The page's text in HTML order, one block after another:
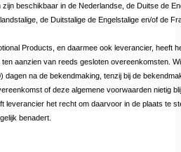
beschikbaar in de Nederlandse, de Duitse de
de Duitstalige de Engelstalige en/of de
Products, en daarmee ook leverancier, heeft
aanzien van reeds gesloten overeenkomsten.
dagen na de bekendmaking, tenzij bij de
of deze algemene voorwaarden nietig
leverancier het recht om daarvoor in de plaats te
benadert.